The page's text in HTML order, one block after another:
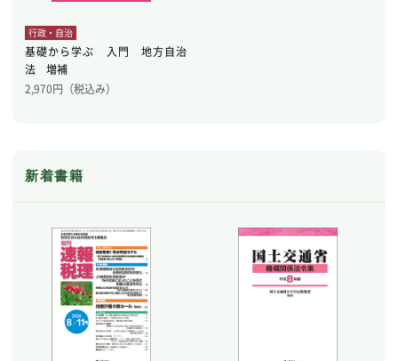
行政・自治
基礎から学ぶ 入門 地方自治
法 増補
2,970円（税込み）
新着書籍